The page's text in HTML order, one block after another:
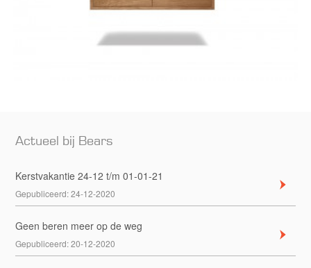
Actueel bij Bears
Kerstvakantie 24-12 t/m 01-01-21
Gepubliceerd:24-12-2020
Geen beren meer op de weg
Gepubliceerd:20-12-2020